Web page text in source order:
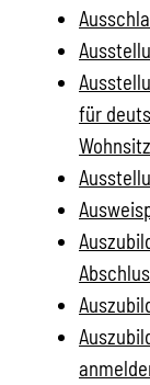
für